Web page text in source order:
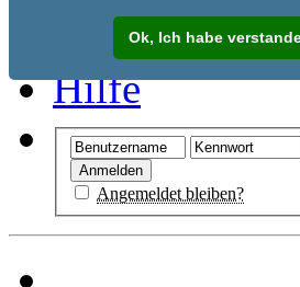
Ok, Ich habe
Registrieren
Hilfe
Angemeldet bleiben?